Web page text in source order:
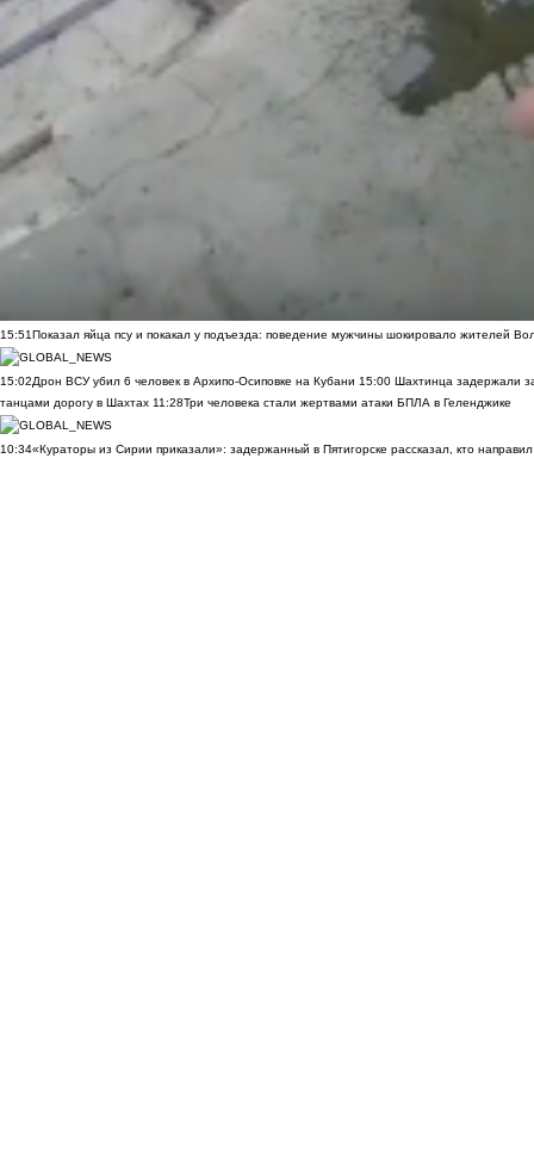
15:51Показал яйца псу и покакал у подъезда: поведение мужчины шокировало жителей
15:02Дрон ВСУ убил 6 человек в Архипо-Осиповке на Кубани 15:00 Шахтинца задержали
танцами дорогу в Шахтах 11:28Три человека стали жертвами атаки БПЛА в Геленджике
10:34«Кураторы из Сирии приказали»: задержанный в Пятигорске рассказал, кто направил